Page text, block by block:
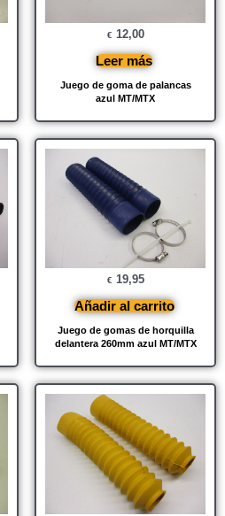
Juego de goma de palancas
azul MT/MTX
€ 12,00
Leer más
Juego de gomas de horquilla
delantera 260mm azul MT/MTX
€ 19,95
Añadir al carrito